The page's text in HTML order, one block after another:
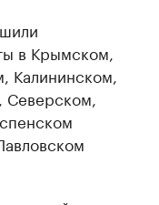
в Крымском,
Калининском,